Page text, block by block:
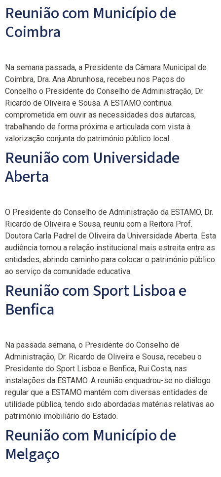
Reunião com Município de
Coimbra
Na semana passada, a Presidente da Câmara Municipal de
Coimbra, Dra. Ana Abrunhosa, recebeu nos Paços do
Concelho o Presidente do Conselho de Administração, Dr.
Ricardo de Oliveira e Sousa. A ESTAMO continua
comprometida em ouvir as necessidades dos autarcas,
trabalhando de forma próxima e articulada com vista à
valorização conjunta do património público local.
Reunião com Universidade
Aberta
O Presidente do Conselho de Administração da ESTAMO, Dr.
Ricardo de Oliveira e Sousa, reuniu com a Reitora Prof.
Doutora Carla Padrel de Oliveira da Universidade Aberta. Esta
audiência tornou a relação institucional mais estreita entre as
entidades, abrindo caminho para colocar o património público
ao serviço da comunidade educativa.
Reunião com Sport Lisboa e
Benfica
Na passada semana, o Presidente do Conselho de
Administração, Dr. Ricardo de Oliveira e Sousa, recebeu o
Presidente do Sport Lisboa e Benfica, Rui Costa, nas
instalações da ESTAMO. A reunião enquadrou-se no diálogo
regular que a ESTAMO mantém com diversas entidades de
utilidade pública, tendo sido abordadas matérias relativas ao
património imobiliário do Estado.
Reunião com Município de
Melgaço